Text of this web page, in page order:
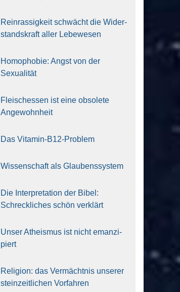
Rein­ras­sig­keit schwächt die Wider­
stands­kraft aller Lebe­we­sen
Homo­pho­bie: Angst von der
Sexua­li­tät
Fleisch­essen ist eine obso­le­te
An‍ge‍wohn‍heit
Das Vit­amin-B12-Pro­blem
Wis­sen­schaft als Glau­bens­sys­tem
Die Inter­pre­ta­ti­on der Bibel:
Schreck­li­ches schön ver­klärt
Unser Athe­is­mus ist nicht eman­zi­
piert
Reli­gi­on: das Ver­mächt­nis unse­rer
stein­zeit­li­chen Vor­fah­ren